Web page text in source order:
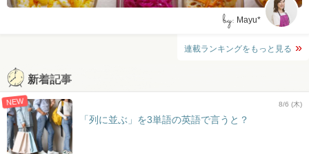
by: Mayu*
連載ランキングをもっと見る
新着記事
NEW 8/6 (木)
「列に並ぶ」を3単語の英語で言うと？